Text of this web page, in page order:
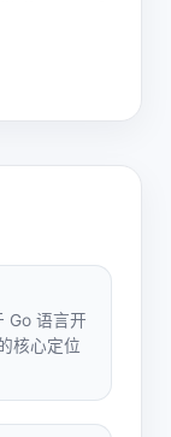
Go 语言开
核心定位